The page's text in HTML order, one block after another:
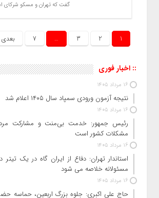
گفت که تهران و مسکو شرکای
1
2
3
…
7 بعدی
:: اخبار فوری
16 مرداد 1405
نتیجه آزمون ورودی سمپاد سال ۱۴۰۵ اعلام شد
16 مرداد 1405
رئیس جمهور: خدمت بی‌منت و مشارکت
مشکلات کشور است
16 مرداد 1405
استاندار تهران: دفاع از ایران گاه در یک
مسئولانه خلاصه می شود
16 مرداد 1405
حاج‌ علی‌ اکبری: جلوه بزرگ اربعین، حماسه